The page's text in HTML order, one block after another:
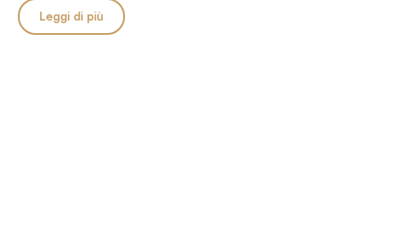
Leggi di più